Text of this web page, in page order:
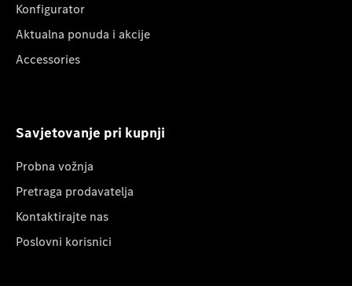
Konfigurator
Aktualna ponuda i akcije
Accessories
Savjetovanje pri kupnji
Probna vožnja
Pretraga prodavatelja
Kontaktirajte nas
Poslovni korisnici